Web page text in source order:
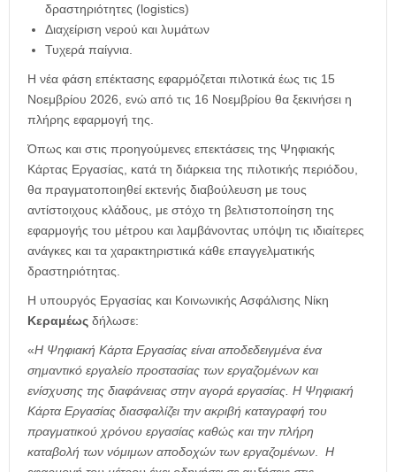
δραστηριότητες (logistics)
Διαχείριση νερού και λυμάτων
Τυχερά παίγνια.
Η νέα φάση επέκτασης εφαρμόζεται πιλοτικά έως τις 15
Νοεμβρίου 2026, ενώ από τις 16 Νοεμβρίου θα ξεκινήσει η
πλήρης εφαρμογή της.
Όπως και στις προηγούμενες επεκτάσεις της Ψηφιακής
Κάρτας Εργασίας, κατά τη διάρκεια της πιλοτικής περιόδου,
θα πραγματοποιηθεί εκτενής διαβούλευση με τους
αντίστοιχους κλάδους, με στόχο τη βελτιστοποίηση της
εφαρμογής του μέτρου και λαμβάνοντας υπόψη τις ιδιαίτερες
ανάγκες και τα χαρακτηριστικά κάθε επαγγελματικής
δραστηριότητας.
Η υπουργός Εργασίας και Κοινωνικής Ασφάλισης Νίκη
Κεραμέως δήλωσε:
«Η Ψηφιακή Κάρτα Εργασίας είναι αποδεδειγμένα ένα
σημαντικό εργαλείο προστασίας των εργαζομένων και
ενίσχυσης της διαφάνειας στην αγορά εργασίας. Η Ψηφιακή
Κάρτα Εργασίας διασφαλίζει την ακριβή καταγραφή του
πραγματικού χρόνου εργασίας καθώς και την πλήρη
καταβολή των νόμιμων αποδοχών των εργαζομένων. Η